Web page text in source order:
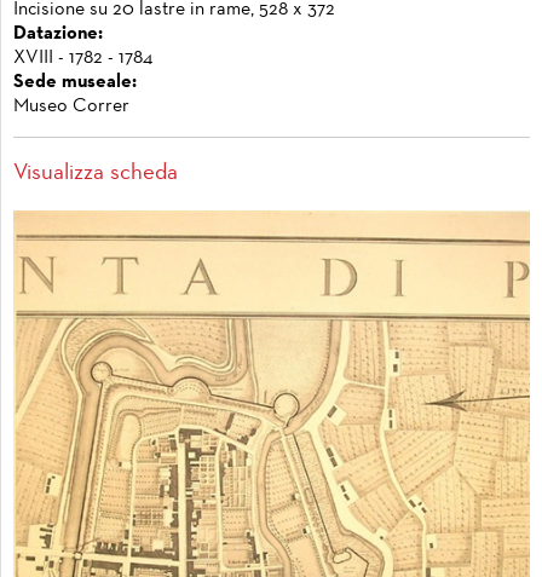
Incisione su 20 lastre in rame, 528 x 372
Datazione:
XVIII - 1782 - 1784
Sede museale:
Museo Correr
Visualizza scheda